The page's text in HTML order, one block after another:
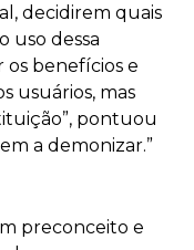
decidirem quais
uso dessa
os benefícios e
usuários, mas
pontuou
a demonizar.”
preconceito e